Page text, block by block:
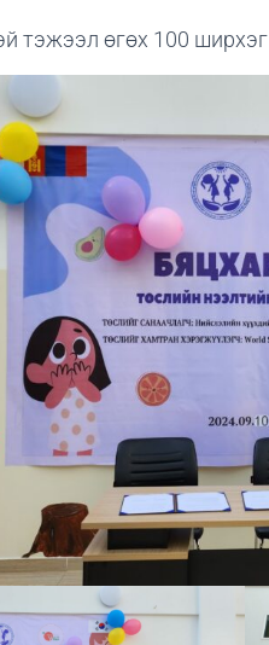
тэжээл өгөх 100